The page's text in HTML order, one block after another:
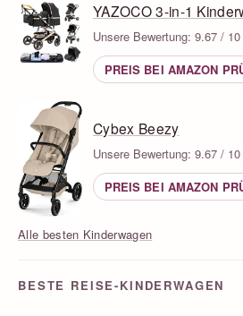
YAZOCO 3-in-1
Unsere Bewertung: 9.67 / 10
PREIS BEI AMAZON
Cybex Beezy
Unsere Bewertung: 9.67 / 10
PREIS BEI AMAZON
Alle besten Kinderwagen
BESTE REISE-KINDERWAGEN